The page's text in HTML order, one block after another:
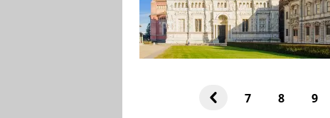
7 8 9